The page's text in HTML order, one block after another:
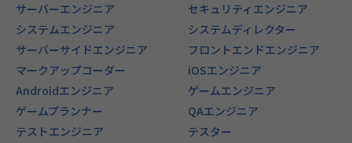
サーバーエンジニア
セキュリティエンジニア
システムエンジニア
システムディレクター
サーバーサイドエンジニア
フロントエンドエンジニア
マークアップコーダー
iOSエンジニア
Androidエンジニア
ゲームエンジニア
ゲームプランナー
QAエンジニア
テストエンジニア
テスター